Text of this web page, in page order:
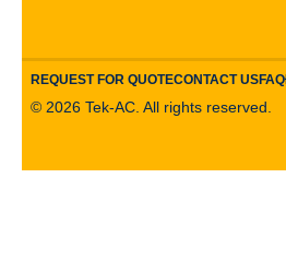
REQUEST FOR QUOTECONTACT USFAQ
© 2026 Tek-AC. All rights reserved.